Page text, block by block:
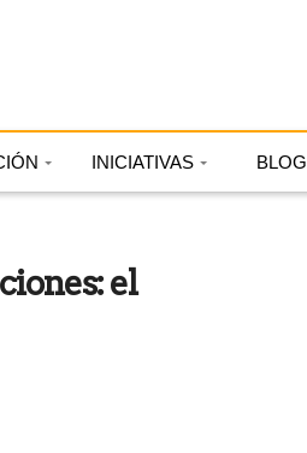
INICIATIVAS BLOG
el